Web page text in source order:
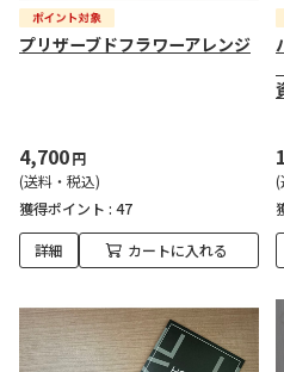
プリザーブドフラワーアレンジ
4,700円
(送料・税込)
獲得ポイント : 47
詳細 カートに入れる